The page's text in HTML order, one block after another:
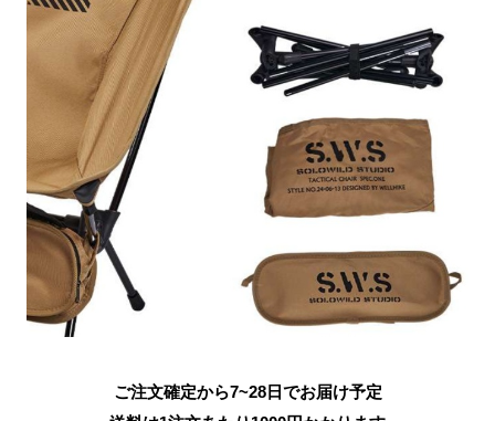
ご注文確定から7~28日でお届け予定